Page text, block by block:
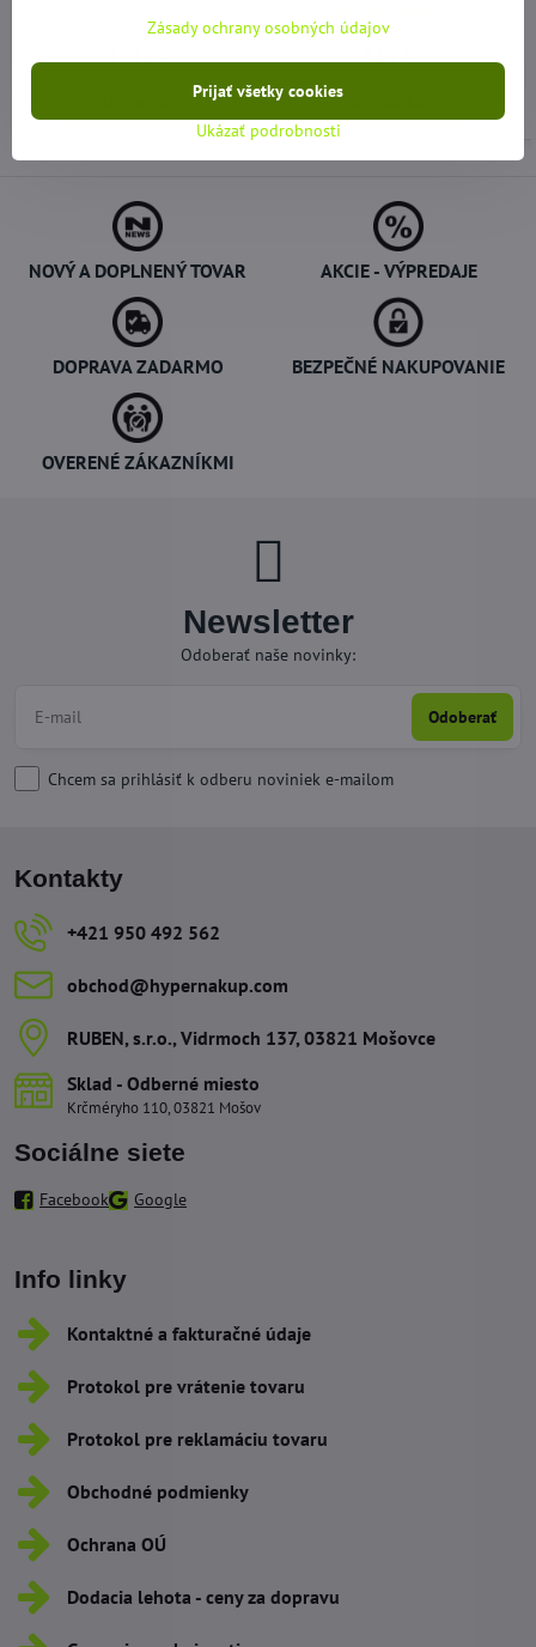
10 dní
1019 €
10 dní
335 €
NOVÝ A DOPLNENÝ TOVAR AKCIE - VÝPREDAJE
DOPRAVA ZADARMO BEZPEČNÉ NAKUPOVANIE
OVERENÉ ZÁKAZNÍKMI
Newsletter
Odoberať naše novinky:
Odoberať
Chcem sa prihlásiť k odberu noviniek e-mailom
Kontakty
+421 950 492 562
obchod​@hypernakup​.com
RUBEN, s​.r​.o​., Vidrmoch 137, 03821 Mošovce
Sklad - Odberné miesto
Krčméryho 110, 03821 Mošov
Sociálne siete
Facebook Google
Info linky
Kontaktné a fakturačné údaje
Protokol pre vrátenie tovaru
Protokol pre reklamáciu tovaru
Obchodné podmienky
Ochrana OÚ
Dodacia lehota - ceny za dopravu
Zásady ochrany osobných údajov
Ukázať podrobnosti
Prijať všetky cookies